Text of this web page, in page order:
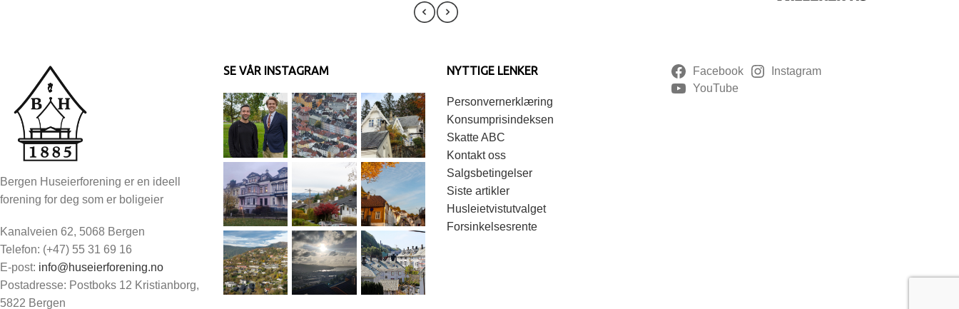
Bergen Huseierforening er en ideell
forening for deg som er boligeier
Kanalveien 62, 5068 Bergen
Telefon: (+47) 55 31 69 16
E-post: info@huseierforening.no
Postadresse: Postboks 12 Kristianborg,
5822 Bergen
SE VÅR INSTAGRAM NYTTIGE LENKER
Personvernerklæring
Konsumprisindeksen
Skatte ABC
Kontakt oss
Salgsbetingelser
Siste artikler
Husleietvistutvalget
Forsinkelsesrente
Facebook
Instagram
YouTube